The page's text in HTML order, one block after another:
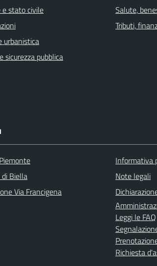
e stato civile
urbanistica
sicurezza pubblica
Salute,
Tributi,
Biella
Via Francigena
Informativa
Note legali
Leggi le FAQ
Richiesta